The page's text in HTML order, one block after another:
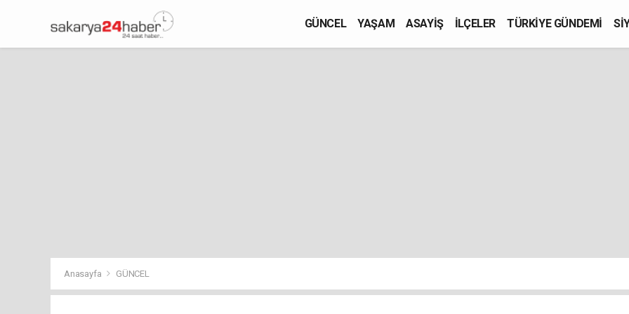
GÜNCEL YAŞAM ASAYİŞ İLÇELER TÜRKİYE GÜNDEMİ
Anasayfa GÜNCEL